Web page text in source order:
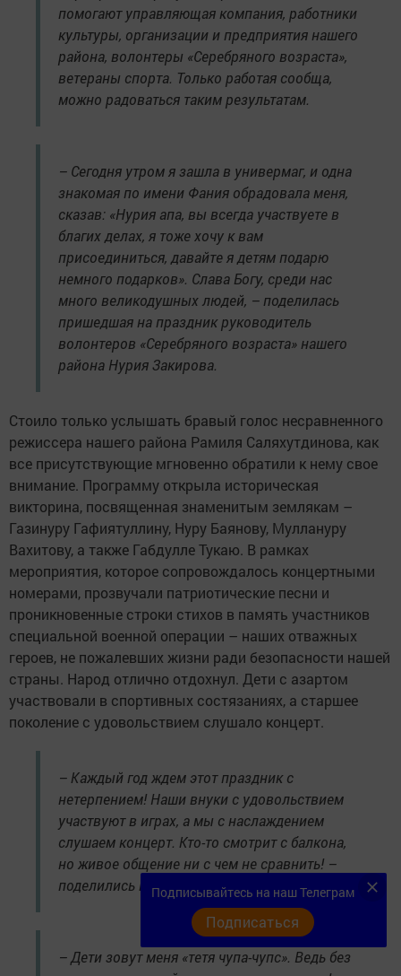
помогают управляющая компания, работники
культуры, организации и предприятия нашего
района, волонтеры «Серебряного возраста»,
ветераны спорта. Только работая сообща,
можно радоваться таким результатам.
– Сегодня утром я зашла в универмаг, и одна
знакомая по имени Фания обрадовала меня,
сказав: «Нурия апа, вы всегда участвуете в
благих делах, я тоже хочу к вам
присоединиться, давайте я детям подарю
немного подарков». Слава Богу, среди нас
много великодушных людей, – поделилась
пришедшая на праздник руководитель
волонтеров «Серебряного возраста» нашего
района Нурия Закирова.
Стоило только услышать бравый голос несравненного
режиссера нашего района Рамиля Саляхутдинова, как
все присутствующие мгновенно обратили к нему свое
внимание. Программу открыла историческая
викторина, посвященная знаменитым землякам –
Газинуру Гафиятуллину, Нуру Баянову, Муллануру
Вахитову, а также Габдулле Тукаю. В рамках
мероприятия, которое сопровождалось концертными
номерами, прозвучали патриотические песни и
проникновенные строки стихов в память участников
специальной военной операции – наших отважных
героев, не пожалевших жизни ради безопасности нашей
страны. Народ отлично отдохнул. Дети с азартом
участвовали в спортивных состязаниях, а старшее
поколение с удовольствием слушало концерт.
– Каждый год ждем этот праздник с
нетерпением! Наши внуки с удовольствием
участвуют в играх, а мы с наслаждением
слушаем концерт. Кто-то смотрит с балкона,
но живое общение ни с чем не сравнить! –
поделились местные бабушки.
– Дети зовут меня «тетя чупа-чупс». Ведь без
Подписывайтесь на наш Телеграм
Подписаться